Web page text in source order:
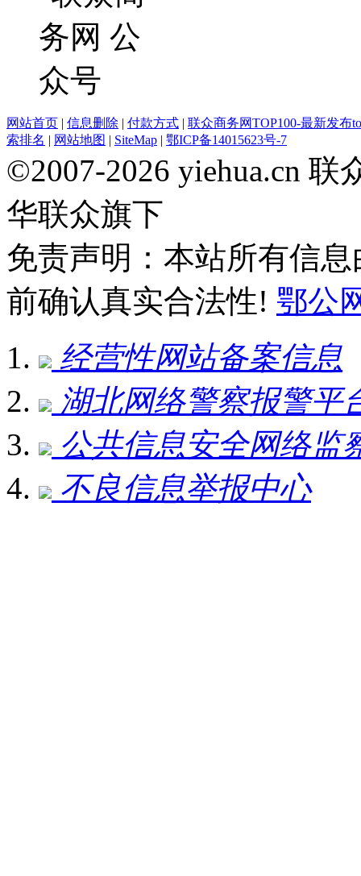
网站首页 | 信息删除 | 付款方式 | 联众商务网TOP100-最新发布
索排名 | 网站地图 | SiteMap | 鄂ICP备14015623号-7
©2007-2026 yiehua.cn
华联众旗下
免责声明：本站所有信
前确认真实合法性! 鄂公
经营性网站备案信息
湖北网络警察报警平
公共信息安全网络监
不良信息举报中心